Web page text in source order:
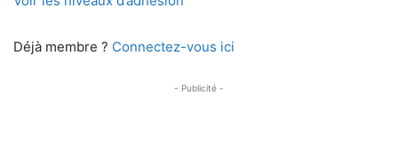
Déjà membre ? Connectez-vous ici
- Publicité -